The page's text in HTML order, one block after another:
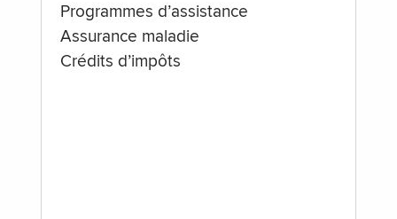
Programmes d’assistance
Assurance maladie
Crédits d’impôts